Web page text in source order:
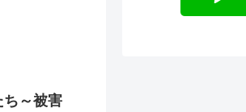
～被害